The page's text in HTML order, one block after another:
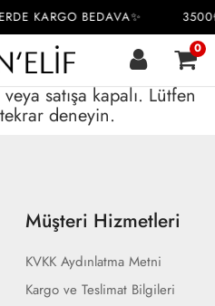
KARGO BEDAVA✨
0
satışa kapalı. Lütfen
deneyin.
Müşteri Hizmetleri
KVKK Aydınlatma Metni
Kargo ve Teslimat Bilgileri